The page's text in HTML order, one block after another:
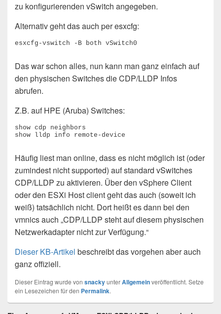
zu konfigurierenden vSwitch angegeben.
Alternativ geht das auch per esxcfg:
esxcfg-vswitch -B both vSwitch0
Das war schon alles, nun kann man ganz einfach auf
den physischen Switches die CDP/LLDP Infos
abrufen.
Z.B. auf HPE (Aruba) Switches:
show cdp neighbors
show lldp info remote-device
Häufig liest man online, dass es nicht möglich ist (oder
zumindest nicht supported) auf standard vSwitches
CDP/LLDP zu aktivieren. Über den vSphere Client
oder den ESXi Host client geht das auch (soweit ich
weiß) tatsächlich nicht. Dort heißt es dann bei den
vmnics auch „CDP/LLDP steht auf diesem physischen
Netzwerkadapter nicht zur Verfügung.“
Dieser KB-Artikel beschreibt das vorgehen aber auch
ganz offiziell.
Dieser Eintrag wurde von snackyunterAllgemeinveröffentlicht. Setze
ein Lesezeichen für den Permalink.